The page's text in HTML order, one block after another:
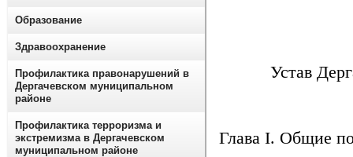
Устав
Глава I. Общие
Образование
Здравоохранение
Профилактика правонарушений в
Дергачевском муниципальном
районе
Профилактика терроризма и
экстремизма в Дергачевском
муниципальном районе